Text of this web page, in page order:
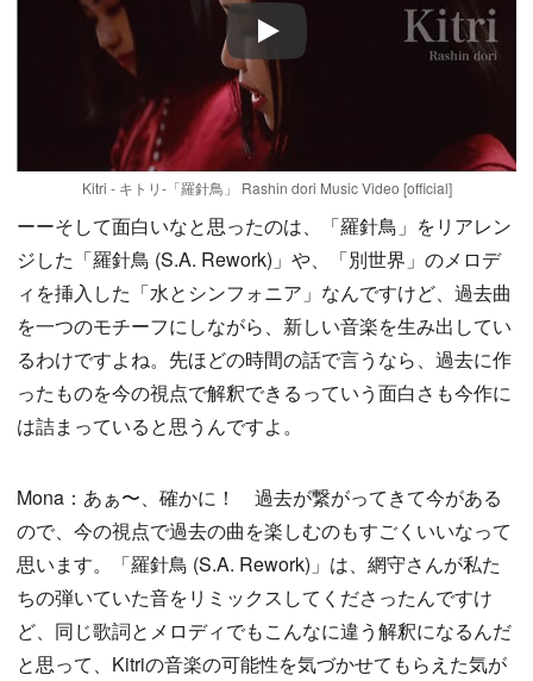
Play
Kitri - キトリ-「羅針鳥」 Rashin dori Music Video [official]
ーーそして面白いなと思ったのは、「羅針鳥」をリアレン
ジした「羅針鳥 (S.A. Rework)」や、「別世界」のメロデ
ィを挿入した「水とシンフォニア」なんですけど、過去曲
を一つのモチーフにしながら、新しい音楽を生み出してい
るわけですよね。先ほどの時間の話で言うなら、過去に作
ったものを今の視点で解釈できるっていう面白さも今作に
は詰まっていると思うんですよ。
Mona：あぁ〜、確かに！ 過去が繋がってきて今がある
ので、今の視点で過去の曲を楽しむのもすごくいいなって
思います。「羅針鳥 (S.A. Rework)」は、網守さんが私た
ちの弾いていた音をリミックスしてくださったんですけ
ど、同じ歌詞とメロディでもこんなに違う解釈になるんだ
と思って、Kitriの音楽の可能性を気づかせてもらえた気が